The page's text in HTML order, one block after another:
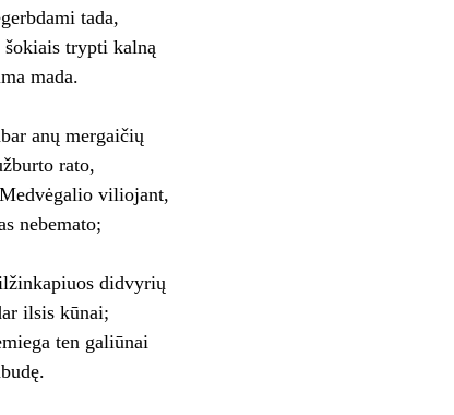
tada,
šokiais trypti kalną
mada.
anų mergaičių
rato,
viliojant,
nebemato;
didvyrių
ilsis kūnai;
ten galiūnai